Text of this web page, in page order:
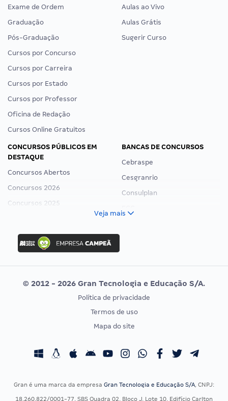
Exame de Ordem
Graduação
Pós-Graduação
Cursos por Concurso
Cursos por Carreira
Cursos por Estado
Cursos por Professor
Oficina de Redação
Cursos Online Gratuitos
Aulas ao Vivo
Aulas Grátis
Sugerir Curso
CONCURSOS PÚBLICOS EM
DESTAQUE
Concursos Abertos
Concursos 2026
Concursos 2025
Concurso Ibama
Concurso MPU
Editais publicados
BANCAS DE CONCURSOS
Cebraspe
Cesgranrio
Consulplan
Vunesp
CONCURSOS POR PROFISSÃO
Concursos Fiscais
EXAME DE ORDEM
Calendário OAB
Veja mais
© 2012 - 2026 Gran Tecnologia e Educação S/A.
Política de privacidade
Termos de uso
Mapa do site
Gran é uma marca da empresa Gran Tecnologia e Educação S/A, CNPJ:
18.260.822/0001-77, SBS Quadra 02, Bloco J, Lote 10, Edifício Carlton